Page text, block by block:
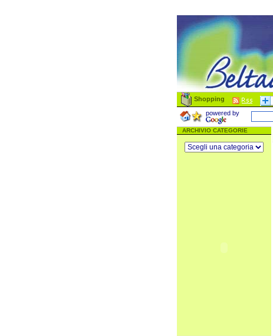
Shopping
powered by
ARCHIVIO CATEGORIE